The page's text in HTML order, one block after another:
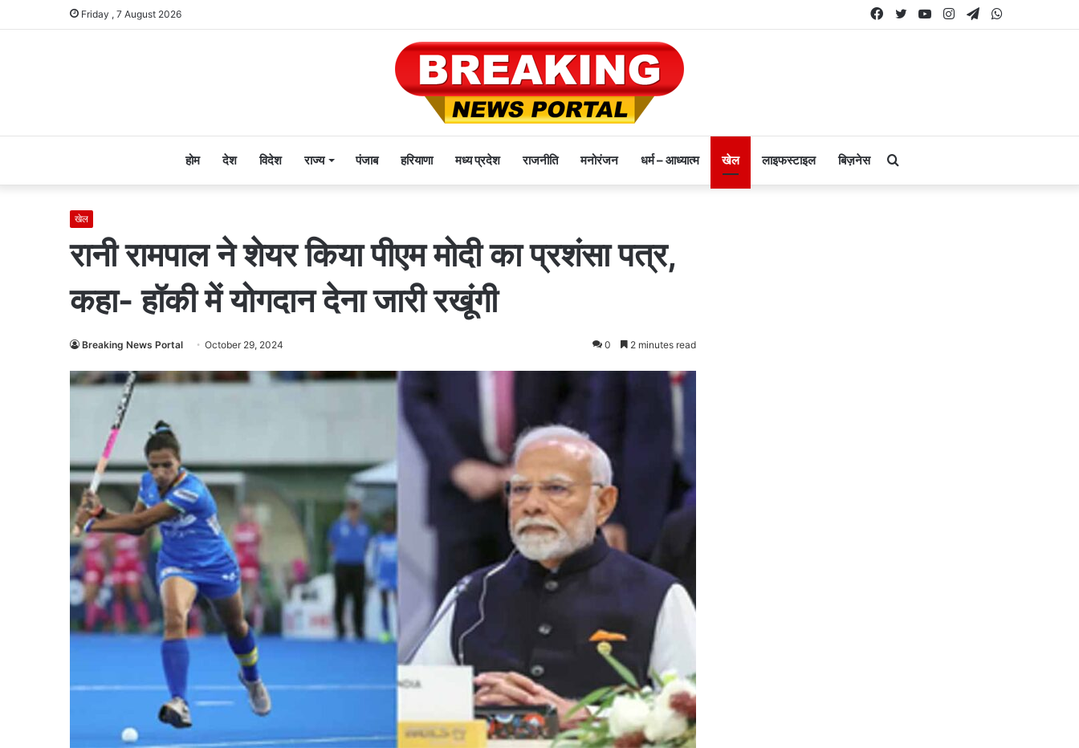
Friday , 7 August 2026 Telegram
Instagram
YouTube
Twitter
Facebook
होम देश विदेश राज्य पंजाब हरियाणा मध्य प्रदेश राजनीति मनोरंजन धर्म – आध्यात्म खेल लाइफस्टाइल बिज़नेस
खेल
रानी रामपाल ने शेयर किया पीएम मोदी का प्रशंसा पत्र,
कहा- हॉकी में योगदान देना जारी रखूंगी
Breaking News Portal October 29, 2024 0 2 minutes read